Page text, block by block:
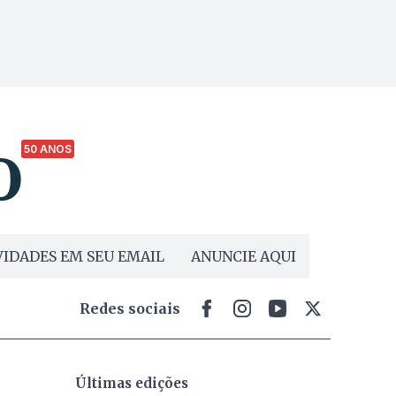
50 ANOS
EM SEU EMAIL ANUNCIE AQUI
Redes sociais
Últimas edições